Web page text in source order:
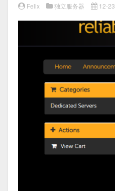
Felix 独立服务器 12-23